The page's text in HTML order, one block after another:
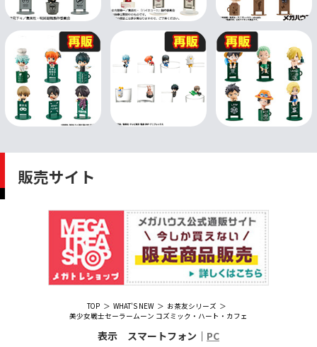
販売サイト
TOP WHAT'S NEW
お茶友シリーズ
美少女戦士セーラームーン コズミック・ハート・カフェ
表示 スマートフォン｜ PC